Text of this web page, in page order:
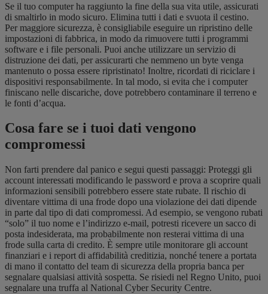
Se il tuo computer ha raggiunto la fine della sua vita utile, assicurati
di smaltirlo in modo sicuro. Elimina tutti i dati e svuota il cestino.
Per maggiore sicurezza, è consigliabile eseguire un ripristino delle
impostazioni di fabbrica, in modo da rimuovere tutti i programmi
software e i file personali. Puoi anche utilizzare un servizio di
distruzione dei dati, per assicurarti che nemmeno un byte venga
mantenuto o possa essere ripristinato! Inoltre, ricordati di riciclare i
dispositivi responsabilmente. In tal modo, si evita che i computer
finiscano nelle discariche, dove potrebbero contaminare il terreno e
le fonti d’acqua.
Cosa fare se i tuoi dati vengono
compromessi
Non farti prendere dal panico e segui questi passaggi: Proteggi gli
account interessati modificando le password e prova a scoprire quali
informazioni sensibili potrebbero essere state rubate. Il rischio di
diventare vittima di una frode dopo una violazione dei dati dipende
in parte dal tipo di dati compromessi. Ad esempio, se vengono rubati
“solo” il tuo nome e l’indirizzo e-mail, potresti ricevere un sacco di
posta indesiderata, ma probabilmente non resterai vittima di una
frode sulla carta di credito. È sempre utile monitorare gli account
finanziari e i report di affidabilità creditizia, nonché tenere a portata
di mano il contatto del team di sicurezza della propria banca per
segnalare qualsiasi attività sospetta. Se risiedi nel Regno Unito, puoi
segnalare una truffa al National Cyber Security Centre.